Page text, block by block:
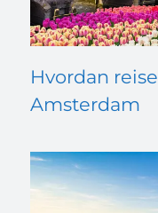
Hvordan
Amsterdam